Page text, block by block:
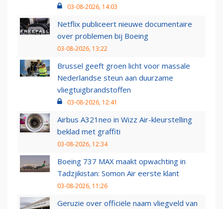
03-08-2026, 14:03
Netflix publiceert nieuwe documentaire
over problemen bij Boeing
03-08-2026, 13:22
Brussel geeft groen licht voor massale
Nederlandse steun aan duurzame
vliegtuigbrandstoffen
03-08-2026, 12:41
Airbus A321neo in Wizz Air-kleurstelling
beklad met graffiti
03-08-2026, 12:34
Boeing 737 MAX maakt opwachting in
Tadzjikistan: Somon Air eerste klant
03-08-2026, 11:26
Geruzie over officiële naam vliegveld van